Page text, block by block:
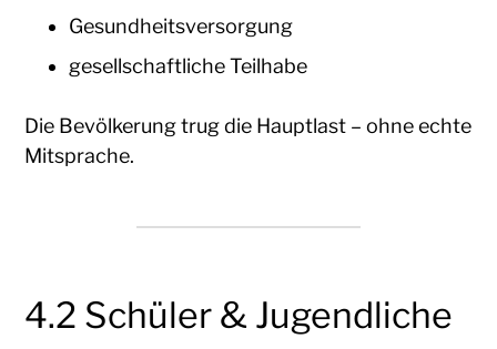
Gesundheitsversorgung
gesellschaftliche Teilhabe
Die Bevölkerung trug die Hauptlast – ohne echte
Mitsprache.
4.2 Schüler & Jugendliche